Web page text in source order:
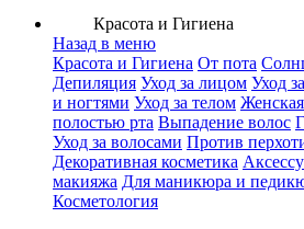
Красота и Гигиена
Назад в меню
Красота и Гигиена От пота
Депиляция Уход за лицом Уход
и ногтями Уход за телом
полостью рта Выпадение волос
Уход за волосами Против
Декоративная косметика
макияжа Для маникюра и
Косметология